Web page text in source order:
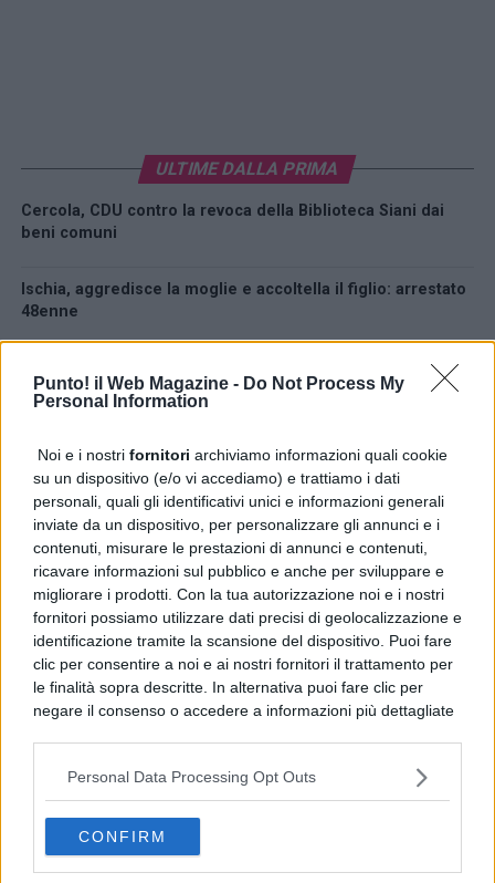
Punto! il Web Magazine - Do Not Process My
Personal Information
Noi e i nostri fornitori archiviamo informazioni quali cookie
su un dispositivo (e/o vi accediamo) e trattiamo i dati
personali, quali gli identificativi unici e informazioni generali
inviate da un dispositivo, per personalizzare gli annunci e i
contenuti, misurare le prestazioni di annunci e contenuti,
ricavare informazioni sul pubblico e anche per sviluppare e
migliorare i prodotti. Con la tua autorizzazione noi e i nostri
fornitori possiamo utilizzare dati precisi di geolocalizzazione e
identificazione tramite la scansione del dispositivo. Puoi fare
clic per consentire a noi e ai nostri fornitori il trattamento per
le finalità sopra descritte. In alternativa puoi fare clic per
negare il consenso o accedere a informazioni più dettagliate
possono non richiedere il tuo consenso, ma hai il diritto di
opporti a tale trattamento. Le tue preferenze si
applicheranno solo a questo sito web. Puoi modificare le tue
preferenze in qualsiasi momento ritornando su questo sito o
consultando la nostrainformativa sulla riservatezza.
Personal Data Processing Opt Outs
CONFIRM
ULTIME DALLA PRIMA
Cercola, CDU contro la revoca della Biblioteca Siani dai
beni comuni
Ischia, aggredisce la moglie e accoltella il figlio: arrestato
48enne
Future banconote euro: i nuovi disegni e il sondaggio
della BCE
Paduli, intervento su Via Ignazia dopo i solleciti di SiAmo
Benevento, allerta meteo fino alle 21: l’avviso del Comune
LATEST TRENDING VIDEOS
POLITICA 16 ore fa
Cercola, CDU contro la revoca della Biblioteca Siani
dai beni comuni
Ischia, aggredisce la moglie e accoltella il figlio:
arrestato 48enne
Future banconote euro: i nuovi disegni e il sondaggio
della BCE